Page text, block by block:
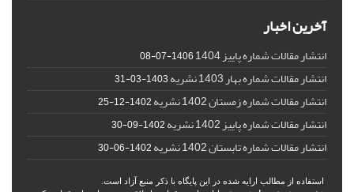
آخرین اخبار
انتشار مقالات شماره پاییز 1404 1406-07-08
انتشار مقالات شماره بهار 1403 نشریه 1403-03-31
انتشار مقالات شماره زمستان 1402 نشریه 1402-12-25
انتشار مقالات شماره پاییز 1402 نشریه 1402-09-30
انتشار مقالات شماره تابستان 1402 نشریه 1402-06-30
استفاده از مطالب ارایه شده در این پایگاه با ذکر منبع آزاد است.